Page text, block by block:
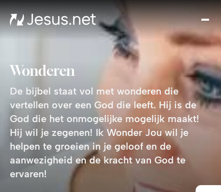
Ik
Wonderen
De bijbel staat vol met wonderen die
vertellen over een God die leeft. Hij is de
God die het onmogelijke mogelijk maakt!
Hij wil je zegenen! Ik Wonder Jou wil je
helpen te groeien in je geloof en de
aanwezigheid en de kracht van God te
ervaren!